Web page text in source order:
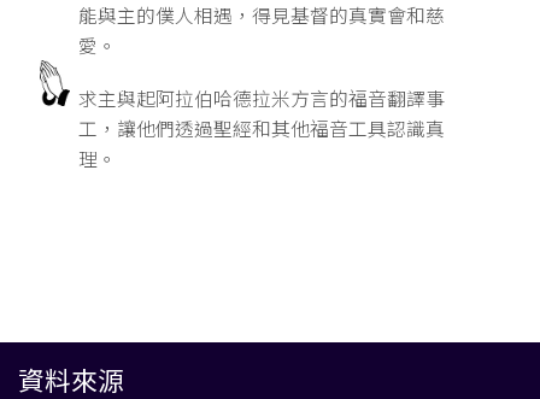
能與主的僕人相遇，得見基督的真實會和慈
愛。
求主與起阿拉伯哈德拉米方言的福音翻譯事
工，讓他們透過聖經和其他福音工具認識真
理。
資料來源